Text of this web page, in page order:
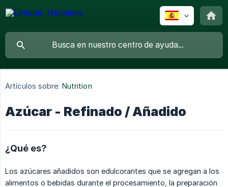
Artículos sobre: Nutrition
Azúcar - Refinado / Añadido
¿Qué es?
Los azúcares añadidos son edulcorantes que se agregan a los
alimentos o bebidas durante el procesamiento, la preparación